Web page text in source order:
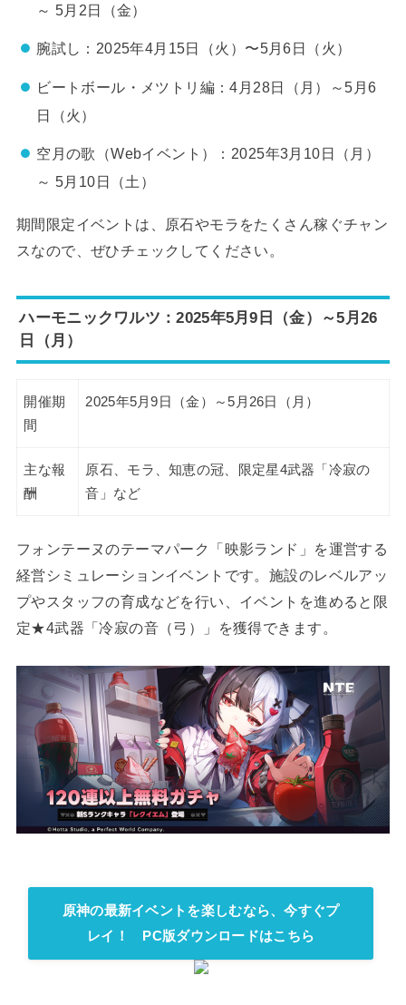
～ 5月2日（金）
腕試し：2025年4月15日（火）〜5月6日（火）
ビートボール・メツトリ編：4月28日（月）～5月6
日（火）
空月の歌（Webイベント）：2025年3月10日（月）
～ 5月10日（土）
期間限定イベントは、原石やモラをたくさん稼ぐチャン
スなので、ぜひチェックしてください。
ハーモニックワルツ：2025年5月9日（金）～5月26
日（月）
開催期
間
2025年5月9日（金）～5月26日（月）
主な報
酬
原石、モラ、知恵の冠、限定星4武器「冷寂の
音」など
フォンテーヌのテーマパーク「映影ランド」を運営する
経営シミュレーションイベントです。施設のレベルアッ
プやスタッフの育成などを行い、イベントを進めると限
定★4武器「冷寂の音（弓）」を獲得できます。
原神の最新イベントを楽しむなら、今すぐプ
レイ！ PC版ダウンロードはこちら